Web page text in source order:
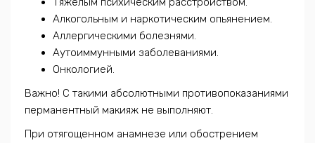
Алкогольным и наркотическим опьянением.
Аллергическими болезнями.
Аутоиммунными заболеваниями.
Онкологией.
Важно! С такими абсолютными противопоказаниями
перманентный макияж не выполняют.
При отягощенном анамнезе или обострением